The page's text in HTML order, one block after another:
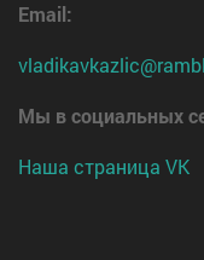
Email:
Мы в социальных
Наша страница VK